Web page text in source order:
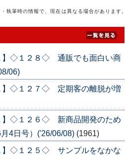
執筆時の情報で、現在は異なる場合があります。
】◇１２８◇ 通販でも面白い商
06)
】◇１２７◇ 定期客の離脱が増
】◇１２６◇ 新商品開発のため
4日号）('26/06/08) (1961)
】◇１２５◇ サンプルをなかな